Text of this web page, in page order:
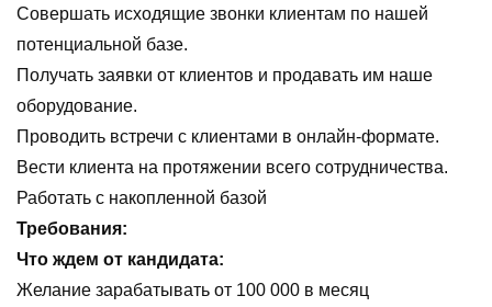
Совершать исходящие звонки клиентам по нашей
потенциальной базе.
Получать заявки от клиентов и продавать им наше
оборудование.
Проводить встречи с клиентами в онлайн-формате.
Вести клиента на протяжении всего сотрудничества.
Работать с накопленной базой
Требования:
Что ждем от кандидата:
Желание зарабатывать от 100 000 в месяц